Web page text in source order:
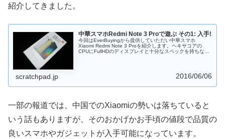
紹介してきました。
中華スマホRedmi Note 3 Proで遊ぶ その1: 入手!
今回はEverBuyingから提供していただい中華スマホ
Xiaomi Redmi Note 3 Proを紹介します。ヘキサコアの
CPUにFullHDのディスプレイと十分なスペックを持ちなが
scratchpad.jp 2016/06/06
一部の報道では、中国でのXiaomiの勢いは落ちていると
いう話もありますが、そのおかげかお手頃の値段で品質の
良いスマホやガジェットが入手可能になっています。